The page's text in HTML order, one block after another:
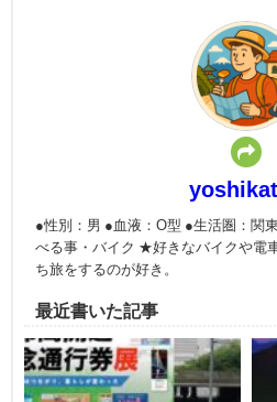
●性別：男 ●血液：O型 ●生活圏：関
べる事・バイク ★好きなバイクや電
ち旅をするのが好き。
最近書いた記事